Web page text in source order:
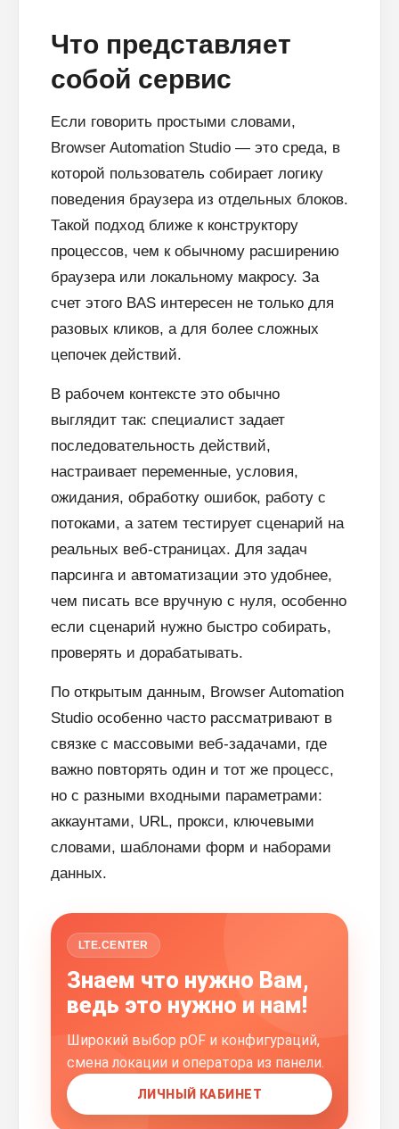
Что представляет
собой сервис
Если говорить простыми словами,
Browser Automation Studio — это среда, в
которой пользователь собирает логику
поведения браузера из отдельных блоков.
Такой подход ближе к конструктору
процессов, чем к обычному расширению
браузера или локальному макросу. За
счет этого BAS интересен не только для
разовых кликов, а для более сложных
цепочек действий.
В рабочем контексте это обычно
выглядит так: специалист задает
последовательность действий,
настраивает переменные, условия,
ожидания, обработку ошибок, работу с
потоками, а затем тестирует сценарий на
реальных веб-страницах. Для задач
парсинга и автоматизации это удобнее,
чем писать все вручную с нуля, особенно
если сценарий нужно быстро собирать,
проверять и дорабатывать.
По открытым данным, Browser Automation
Studio особенно часто рассматривают в
связке с массовыми веб-задачами, где
важно повторять один и тот же процесс,
но с разными входными параметрами:
аккаунтами, URL, прокси, ключевыми
словами, шаблонами форм и наборами
данных.
LTE.CENTER
Знаем что нужно Вам,
ведь это нужно и нам!
Широкий выбор pOF и конфигураций,
смена локации и оператора из панели.
ЛИЧНЫЙ КАБИНЕТ